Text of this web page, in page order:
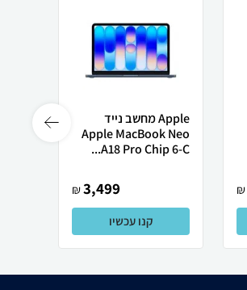
₪
Apple מחשב נייד
Apple MacBook Neo
A18 Pro Chip 6-C...
3,499
₪
קנו עכשיו